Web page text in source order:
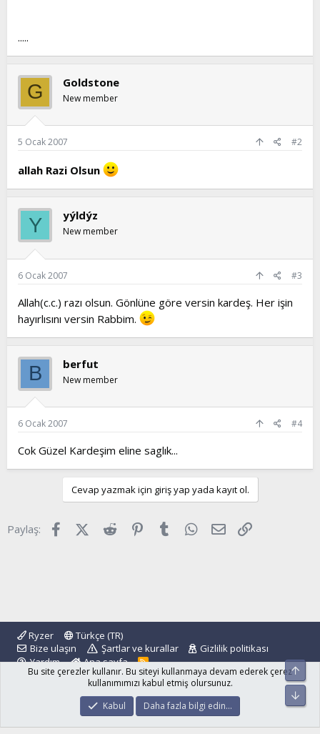
.....
G Goldstone
New member
5 Ocak 2007 #2
allah Razi Olsun
Y yýldýz
New member
6 Ocak 2007 #3
Allah(c.c.) razı olsun. Gönlüne göre versin kardeş. Her işin
hayırlısını versin Rabbim.
B berfut
New member
6 Ocak 2007 #4
Cok Güzel Kardeşim eline saglık...
Cevap yazmak için giriş yap yada kayıt ol.
Paylaş: FacebookX (Twitter)
Reddit Pinterest
Tumblr WhatsApp
E-posta
Ryzer
Türkçe (TR)
Bize ulaşın
Şartlar ve kurallar
Gizlilik politikası
Yardım
Ana sayfa
R
S
S
Community platform by XenForo ® © 2010-2024 XenForo Ltd.
© 2001 - 2024
Bu site çerezler kullanır. Bu siteyi kullanmaya devam ederek çerez
kullanımımızı kabul etmiş olursunuz.
Kabul
Daha fazla bilgi edin…
Üst
Alt